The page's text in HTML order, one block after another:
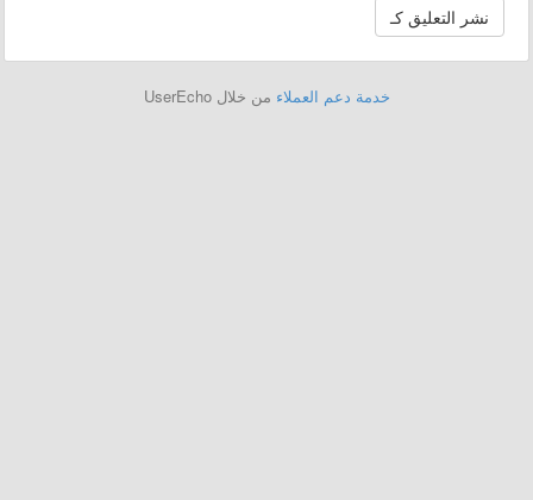
خدمة دعم العملاء من خلال UserEcho